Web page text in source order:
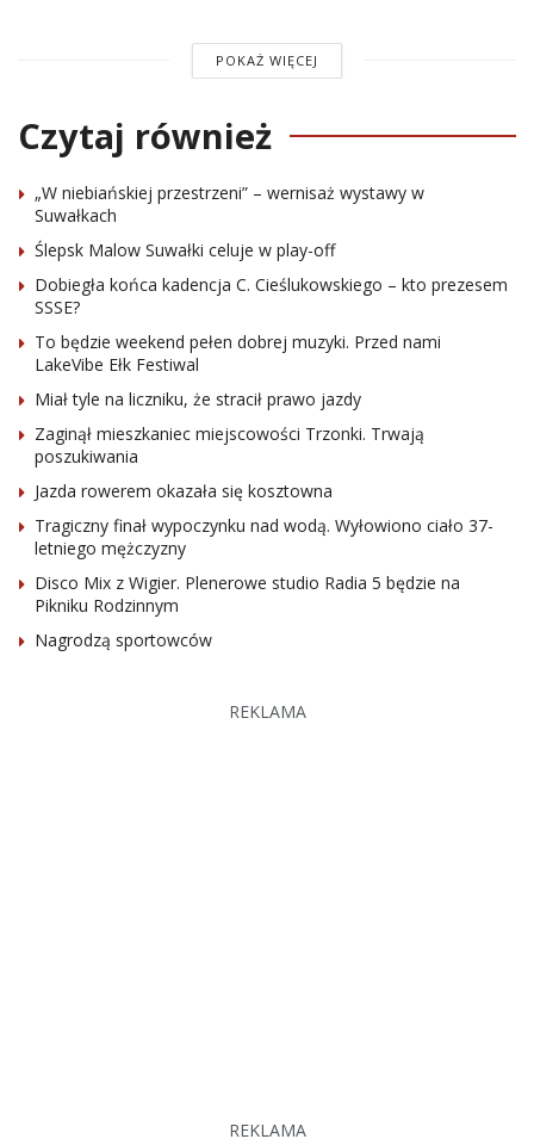
POKAŻ WIĘCEJ
Czytaj również
„W niebiańskiej przestrzeni” – wernisaż wystawy w
Suwałkach
Ślepsk Malow Suwałki celuje w play-off
Dobiegła końca kadencja C. Cieślukowskiego – kto prezesem
SSSE?
To będzie weekend pełen dobrej muzyki. Przed nami
LakeVibe Ełk Festiwal
Miał tyle na liczniku, że stracił prawo jazdy
Zaginął mieszkaniec miejscowości Trzonki. Trwają
poszukiwania
Jazda rowerem okazała się kosztowna
Tragiczny finał wypoczynku nad wodą. Wyłowiono ciało 37-
letniego mężczyzny
Disco Mix z Wigier. Plenerowe studio Radia 5 będzie na
Pikniku Rodzinnym
Nagrodzą sportowców
REKLAMA
REKLAMA